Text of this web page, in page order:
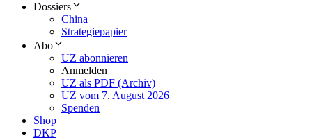
Dossiers
China
Strategiepapier
Abo
UZ abonnieren
Anmelden
UZ als PDF (Archiv)
UZ vom 7. August 2026
Spenden
Shop
DKP